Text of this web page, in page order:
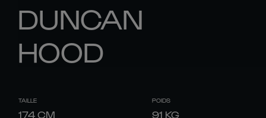
DUNCAN
HOOD
TAILLE
174CM
POIDS
91 KG